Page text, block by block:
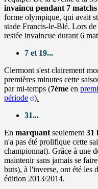
invaincu pendant 7 matchs
forme olympique, qui avait
stade Francis-le-Blé. Lors de
restée invaincue durant 6
7 et 19...
Clermont s'est clairement
premières minutes cette
par mi-temps (7ème en
période
).
31...
En marquant seulement 31
n'a pas été prolifique cette
championnat). Grâce à une
maintenir sans jamais se
buts), à l'inverse, ont été les
édition 2013/2014.